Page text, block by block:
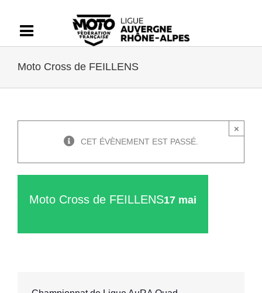
contenu
Moto Cross de FEILLENS
×
CET ÉVÈNEMENT EST PASSÉ.
Moto Cross de FEILLENS17 mai